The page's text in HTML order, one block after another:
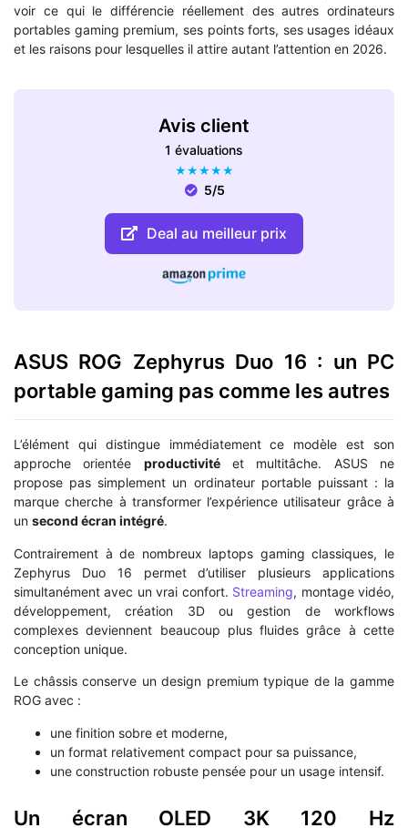
voir ce qui le différencie réellement des autres ordinateurs
portables gaming premium, ses points forts, ses usages idéaux
et les raisons pour lesquelles il attire autant l’attention en 2026.
Avis client
1 évaluations
★★★★★
5/5
Deal au meilleur prix
ASUS ROG Zephyrus Duo 16 : un PC
portable gaming pas comme les autres
L’élément qui distingue immédiatement ce modèle est son
approche orientée productivitéet multitâche. ASUS ne
propose pas simplement un ordinateur portable puissant : la
marque cherche à transformer l’expérience utilisateur grâce à
un second écran intégré.
Contrairement à de nombreux laptops gaming classiques, le
Zephyrus Duo 16 permet d’utiliser plusieurs applications
simultanément avec un vrai confort. Streaming, montage vidéo,
développement, création 3D ou gestion de workflows
complexes deviennent beaucoup plus fluides grâce à cette
conception unique.
Le châssis conserve un design premium typique de la gamme
ROG avec :
une finition sobre et moderne,
un format relativement compact pour sa puissance,
une construction robuste pensée pour un usage intensif.
Un écran OLED 3K 120 Hz